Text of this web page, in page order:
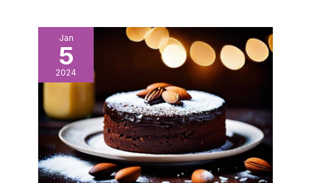
Jan
5
2024